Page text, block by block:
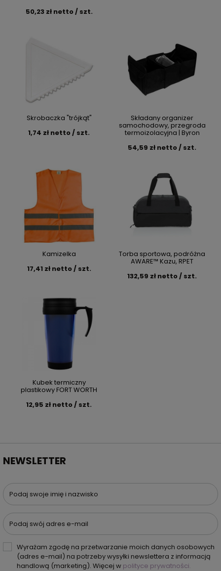
50,23 zł netto / szt.
Skrobaczka "trójkąt"
1,74 zł netto / szt.
Składany organizer
samochodowy, przegroda
termoizolacyjna | Byron
54,59 zł netto / szt.
Kamizelka
17,41 zł netto / szt.
Torba sportowa, podróżna
AWARE™ Kazu, RPET
132,59 zł netto / szt.
Kubek termiczny
plastikowy FORT WORTH
12,95 zł netto / szt.
NEWSLETTER
Podaj swoje imię i nazwisko
Podaj swój adres e-mail
Wyrażam zgodę na przetwarzanie moich danych osobowych
(adres e-mail) na potrzeby wysyłki newslettera z informacją
handlową (marketing). Więcej w polityce prywatności.